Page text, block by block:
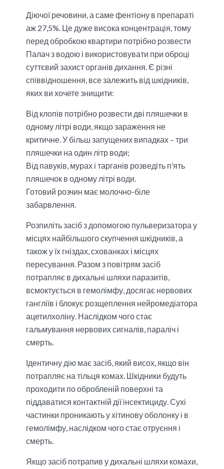
Діючої речовини, а саме фентіону в препараті
аж 27,5%. Це дуже висока концентрація, тому
перед обробкою квартири потрібно розвести
Палач з водою і використовувати при оброці
суттєвий захист органів дихання. Є різні
співвідношення, все залежить від шкідників,
яких ви хочете знищити:
Від клопів потрібно розвести дві пляшечки в
одному літрі води, якщо зараження не
критичне. У більш запущених випадках – три
пляшечки на один літр води;
Від павуків, мурах і тарганів розведіть п’ять
пляшечок в одному літрі води.
Готовий розчин має молочно-біле
забарвлення.
Розпиліть засіб з допомогою пульверизатора у
місцях найбільшого скупчення шкідників, а
також у їх гніздах, схованках і місцях
пересування. Разом з повітрям засіб
потрапляє в дихальні шляхи паразитів,
всмоктується в гемолімфу, досягає нервових
гангліїв і блокує розщеплення нейромедіатора
ацетилхоліну. Наслідком чого стає
гальмування нервових сигналів, параліч і
смерть.
Ідентичну дію має засіб, який висох, якщо він
потрапляє на тільця комах. Шкідники будуть
проходити по обробленій поверхні та
піддаватися контактній дії інсектициду. Сухі
частинки проникають у хітинову оболонку і в
гемолімфу, наслідком чого стає отруєння і
смерть.
Якщо засіб потрапив у дихальні шляхи комахи,